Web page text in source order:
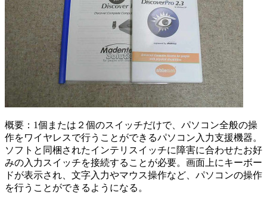
概要： 1個または２個のスイッチだけで、パソコン全般の操
作をワイヤレスで行うことができるパソコン入力支援機器。
ソフトと同梱されたインテリスイッチに障害に合わせたお好
みの入力スイッチを接続することが必要。画面上にキーボー
ドが表示され、文字入力やマウス操作など、パソコンの操作
を行うことができるようになる。